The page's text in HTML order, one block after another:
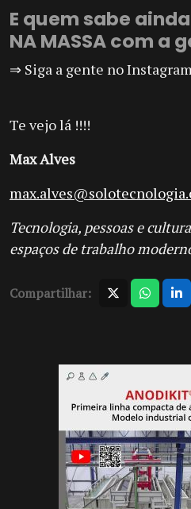
E quem sabe
NA MASSAcom a
⇒ Siga a gente no
Te vejo lá !!!!
Max Alves
Tecnologia, pessoas e
espaços de trabalho
Compartilhar: